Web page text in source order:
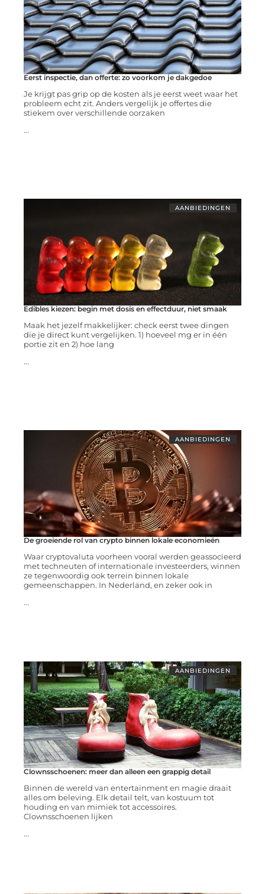
Eerst inspectie, dan offerte: zo voorkom je dakgedoe
Je krijgt pas grip op de kosten als je eerst weet waar het
probleem echt zit. Anders vergelijk je offertes die
stiekem over verschillende oorzaken
...
AANBIEDINGEN
Edibles kiezen: begin met dosis en effectduur, niet smaak
Maak het jezelf makkelijker: check eerst twee dingen
die je direct kunt vergelijken. 1) hoeveel mg er in één
portie zit en 2) hoe lang
...
AANBIEDINGEN
De groeiende rol van crypto binnen lokale economieën
Waar cryptovaluta voorheen vooral werden geassocieerd
met techneuten of internationale investeerders, winnen
ze tegenwoordig ook terrein binnen lokale
gemeenschappen. In Nederland, en zeker ook in
...
AANBIEDINGEN
Clownsschoenen: meer dan alleen een grappig detail
Binnen de wereld van entertainment en magie draait
alles om beleving. Elk detail telt, van kostuum tot
houding en van mimiek tot accessoires.
Clownsschoenen lijken
...